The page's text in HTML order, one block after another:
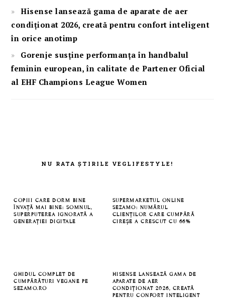
Hisense lansează gama de aparate de aer
condiționat 2026, creată pentru confort inteligent
în orice anotimp
Gorenje susține performanța în handbalul
feminin european, în calitate de Partener Oficial
al EHF Champions League Women
NU RATA ȘTIRILE VEGLIFESTYLE!
COPIII CARE DORM BINE
ÎNVAȚĂ MAI BINE: SOMNUL,
SUPERPUTEREA IGNORATĂ A
GENERAȚIEI DIGITALE
SUPERMARKETUL ONLINE
SEZAMO: NUMĂRUL
CLIENȚILOR CARE CUMPĂRĂ
CIREȘE A CRESCUT CU 66%
GHIDUL COMPLET DE
CUMPĂRĂTURI VEGANE PE
SEZAMO.RO
HISENSE LANSEAZĂ GAMA DE
APARATE DE AER
CONDIȚIONAT 2026, CREATĂ
PENTRU CONFORT INTELIGENT